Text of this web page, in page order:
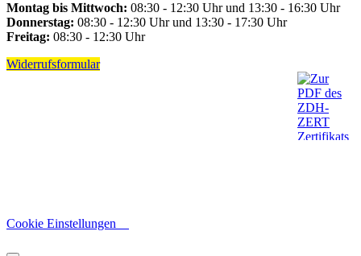
Montag bis Mittwoch: 08:30 - 12:30 Uhr und 13:30 - 16:30 Uhr
Donnerstag: 08:30 - 12:30 Uhr und 13:30 - 17:30 Uhr
Freitag: 08:30 - 12:30 Uhr
Widerrufsformular
Cookie Einstellungen